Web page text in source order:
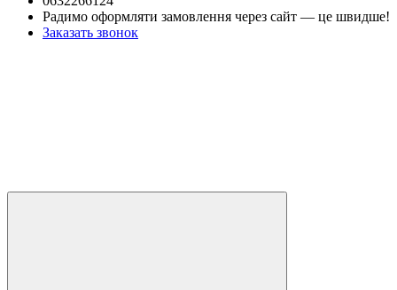
Радимо оформляти замовлення через сайт — це швидше!
Заказать звонок